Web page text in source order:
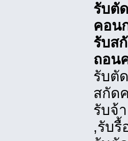
รับตั
คอน
รับส
ถอน
รับตั
สกัด
รับจ้
,รับ